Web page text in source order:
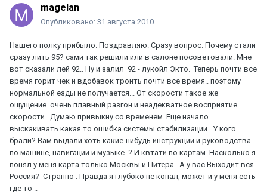
magelan
Опубликовано: 31 августа 2010
Нашего полку прибыло. Поздравляю. Сразу вопрос. Почему стали
сразу лить 95? сами так решили или в салоне посоветовали. Мне
вот сказали лей 92.. Ну и залил 92 - лукойл Экто. Теперь почти все
время горит чек и вдобавок троить почти все время.. поэтому
нормальной езды не получается... От скорости такое же
ощущение очень плавный разгон и неадекватное восприятие
скорости.. Думаю привыкну со временем. Еще начало
выскакивать какая то ошибка системы стабилизации. У кого
брали? Вам выдали хоть какие-нибудь инструкции и руководства
по машине, навигации и музыке..? И квтати по картам. Насколько я
понял у меня карта только Москвы и Питера.. А у вас Выходит вся
Россия? Странно . Правда я глубоко не копал, может и у меня есть
где то ..